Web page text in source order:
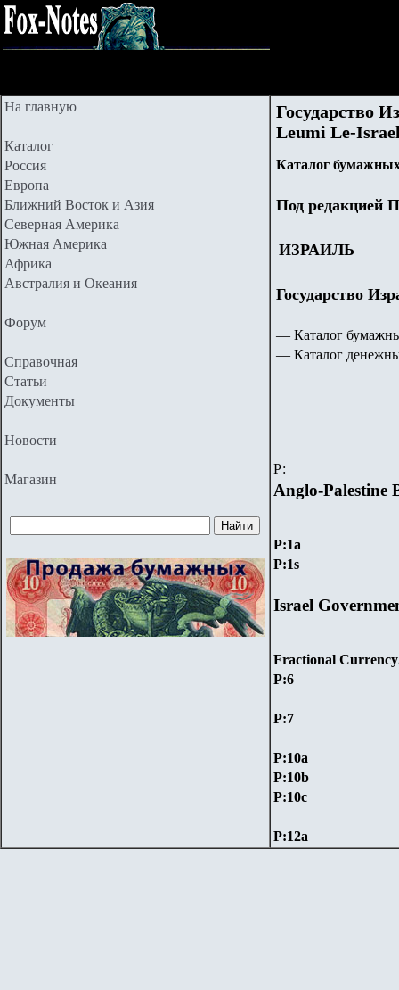
На главную
Каталог
Россия
Европа
Ближний Восток и Азия
Северная Америка
Южная Америка
Африка
Австралия и Океания
Форум
Справочная
Статьи
Документы
Новости
Магазин
Государство
Leumi Le-
Каталог
Под редакцией
ИЗРАИЛЬ
— Каталог
— Каталог
Р:
Anglo-Palestine
P:1a
P:1s
Israel
Fractional Currency
P:6
P:7
P:10а
P:10b
P:10c
P:12a